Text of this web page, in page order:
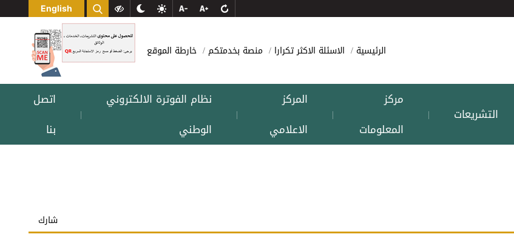
English
الرئيسية الاسئلة الاكثر تكرارا منصة بخدمتكم خارطة الموقع
التشريعات |
مركز
المعلومات
|
المركز
الاعلامي
|
نظام الفوترة الالكتروني
الوطني
|
اتصل
بنا
شارك